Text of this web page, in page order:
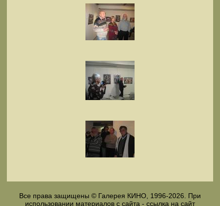
Все права защищены © Галерея КИНО, 1996-2026. При
использовании материалов с сайта - ссылка на сайт